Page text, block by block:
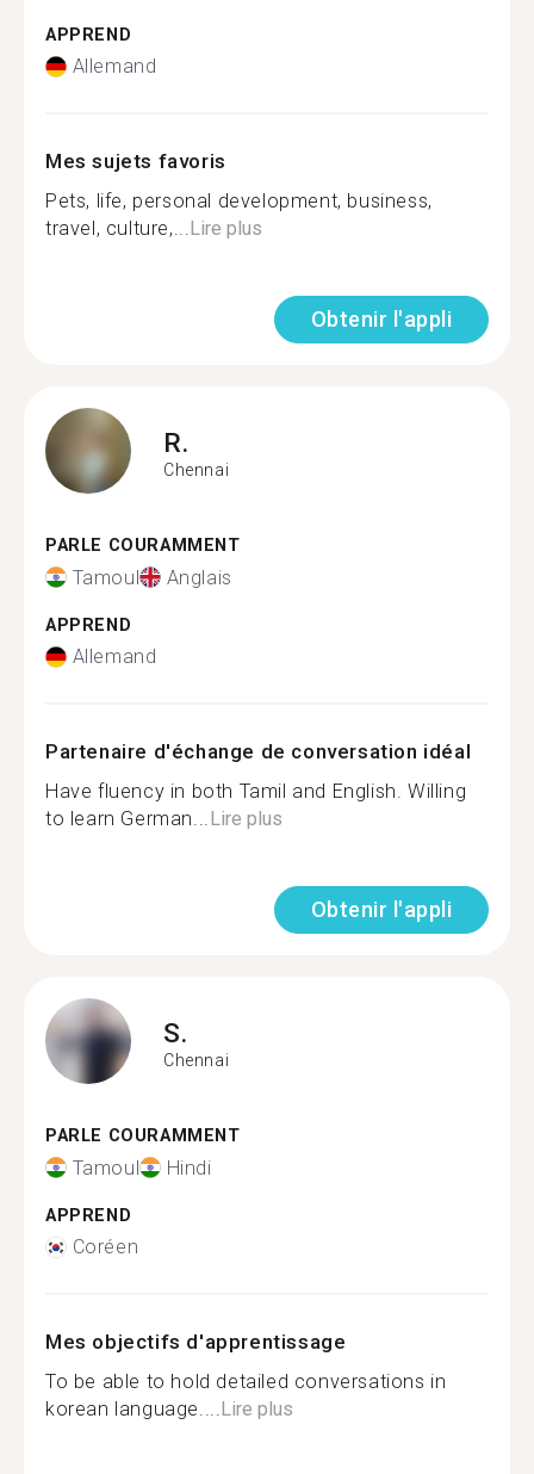
APPREND
Allemand
Mes sujets favoris
Pets, life, personal development, business,
travel, culture,...Lire plus
Obtenir l'appli
R.
Chennai
PARLE COURAMMENT
Tamoul Anglais
APPREND
Allemand
Partenaire d'échange de conversation idéal
Have fluency in both Tamil and English. Willing
to learn German...Lire plus
Obtenir l'appli
S.
Chennai
PARLE COURAMMENT
Tamoul Hindi
APPREND
Coréen
Mes objectifs d'apprentissage
To be able to hold detailed conversations in
korean language....Lire plus